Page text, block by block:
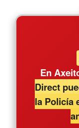
En
Direct
la Policía